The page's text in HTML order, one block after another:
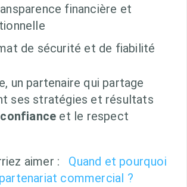
financière et
de sécurité et de fiabilité
un partenaire qui partage
ses stratégies et résultats
confiance et le respect
aimer :
Quand et pourquoi
commercial ?